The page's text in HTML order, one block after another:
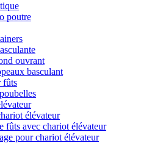
poutre
ouvrant
basculant
fûts
élévateur
fûts avec chariot élévateur
pour chariot élévateur